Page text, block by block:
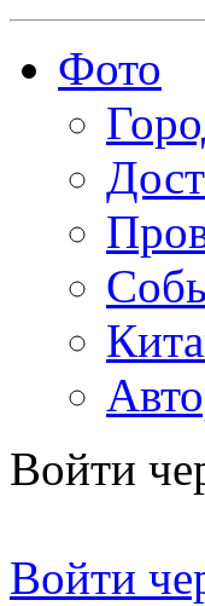
Фото
Войти
Войти